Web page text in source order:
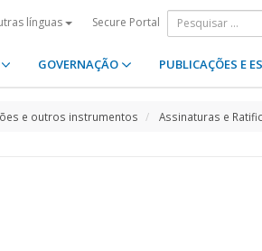
línguas Secure Portal
GOVERNAÇÃO PUBLICAÇÕES E
e outros instrumentos Assinaturas e